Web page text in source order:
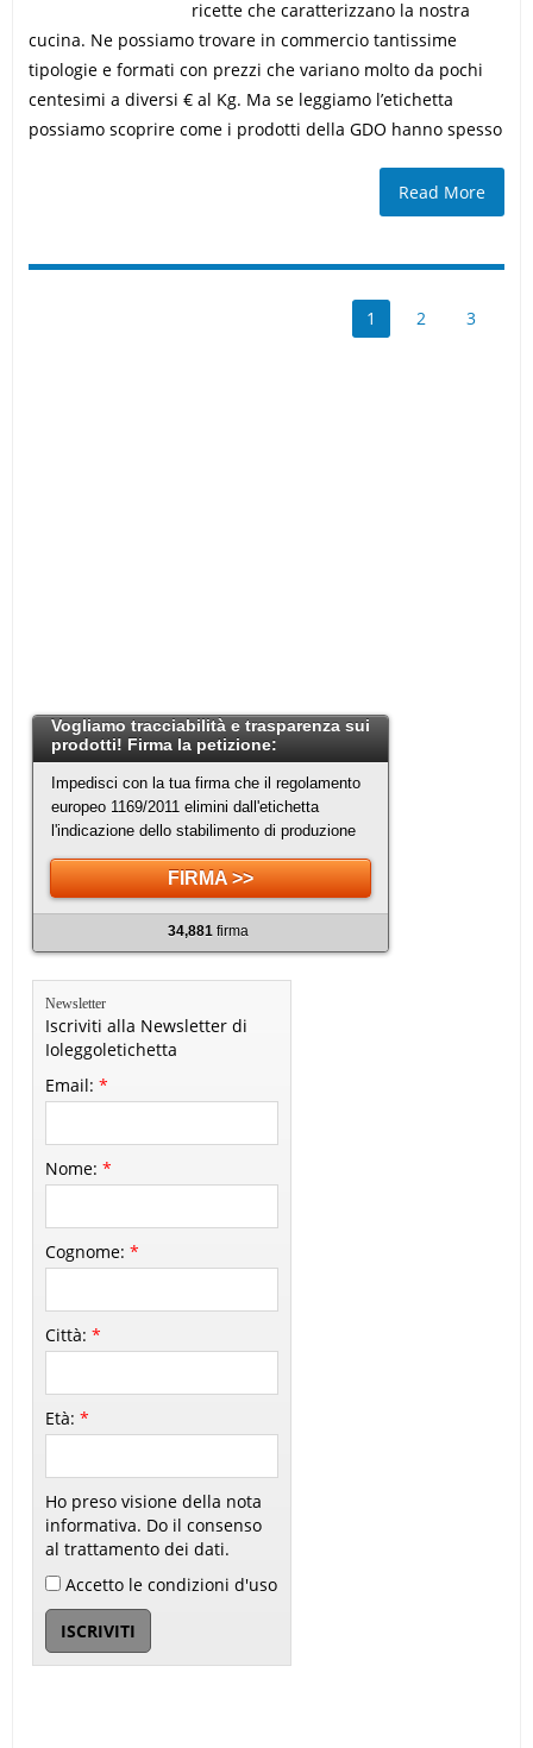
ricette che caratterizzano la nostra
cucina. Ne possiamo trovare in commercio tantissime
tipologie e formati con prezzi che variano molto da pochi
centesimi a diversi € al Kg. Ma se leggiamo l’etichetta
possiamo scoprire come i prodotti della GDO hanno spesso
Read More
1 2 3
Vogliamo tracciabilità e trasparenza sui
prodotti! Firma la petizione:
Impedisci con la tua firma che il regolamento
europeo 1169/2011 elimini dall'etichetta
l'indicazione dello stabilimento di produzione
FIRMA >>
34,881firma
Newsletter
Iscriviti alla Newsletter di
Ioleggoletichetta
Email:*
Nome:*
Cognome:*
Città:*
Età:*
Ho preso visione della nota
informativa. Do il consenso
al trattamento dei dati.
Accetto le condizioni d'uso